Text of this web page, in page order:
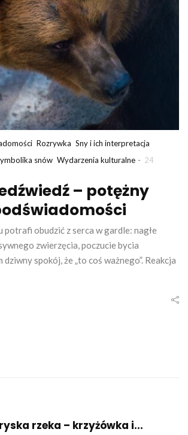
Rozrywka Sny i ich interpretacja
snów Wydarzenia kulturalne - 24
– potężny
potrafi obudzić z serca w gardle: nagłe
zwierzęcia, poczucie bycia
dziwny spokój, że „to coś ważnego”. Reakcja
rzeka – krzyżówka i...